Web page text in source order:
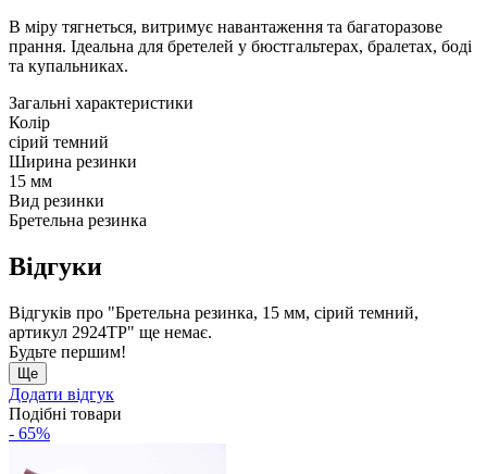
В міру тягнеться, витримує навантаження та багаторазове
прання. Ідеальна для бретелей у бюстгальтерах, бралетах, боді
та купальниках.
Загальні характеристики
Колір
сірий темний
Ширина резинки
15 мм
Вид резинки
Бретельна резинка
Відгуки
Відгуків про "Бретельна резинка, 15 мм, сірий темний,
артикул 2924ТР" ще немає.
Будьте першим!
Ще
Додати відгук
Подібні товари
- 65%